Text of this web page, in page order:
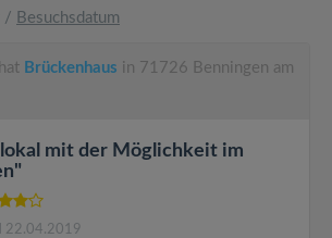
/ Besuchsdatum
hat Brückenhaus in 71726 Benningen am
mit der Möglichkeit im
22.04.2019